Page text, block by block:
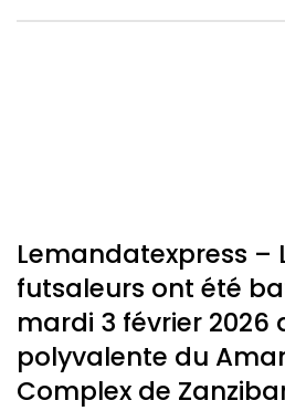
Lemandatexpress –
futsaleurs ont été
mardi 3 février 2026
polyvalente du
Complex de